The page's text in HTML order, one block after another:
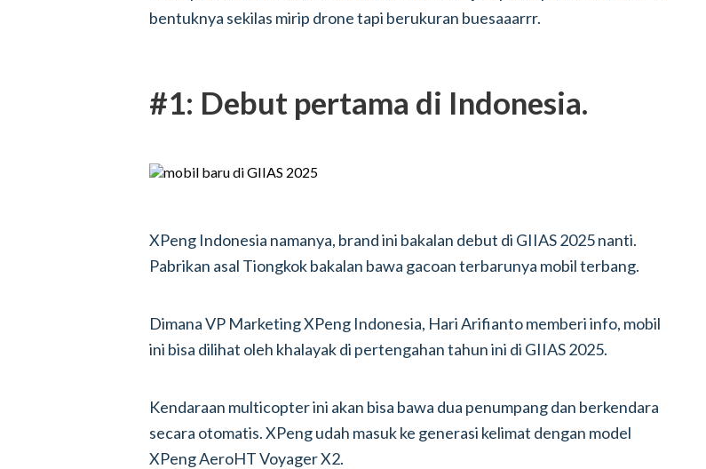
bentuknya sekilas mirip drone tapi berukuran buesaaarrr.
#1: Debut pertama di Indonesia.
XPeng Indonesia namanya, brand ini bakalan debut di GIIAS 2025 nanti.
Pabrikan asal Tiongkok bakalan bawa gacoan terbarunya mobil terbang.
Dimana VP Marketing XPeng Indonesia, Hari Arifianto memberi info, mobil
ini bisa dilihat oleh khalayak di pertengahan tahun ini di GIIAS 2025.
Kendaraan multicopter ini akan bisa bawa dua penumpang dan berkendara
secara otomatis. XPeng udah masuk ke generasi kelimat dengan model
XPeng AeroHT Voyager X2.